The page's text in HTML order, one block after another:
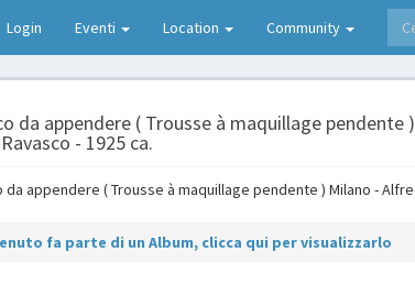
Login Eventi Location Community
da appendere ( Trousse à maquillage pendente )
- 1925 ca.
fa parte di un Album, clicca qui per visualizzarlo